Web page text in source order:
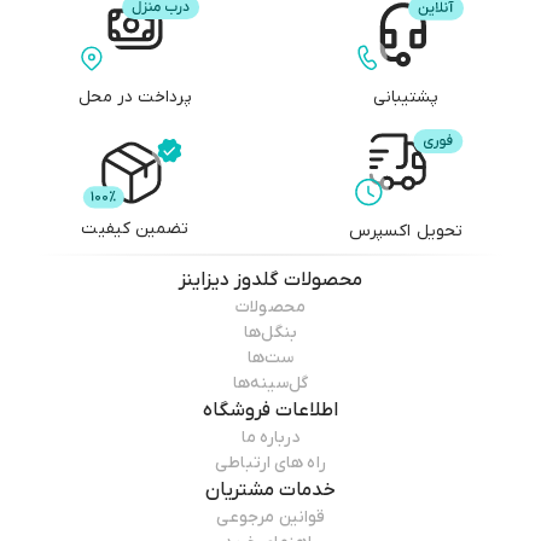
پشتیبانی پرداخت در محل
تحویل اکسپرس تضمین کیفیت
محصولات گلدوز دیزاینز
محصولات
بنگل‌ها
ست‌ها
گل‌سینه‌ها
اطلاعات فروشگاه
درباره ما
راه های ارتباطی
خدمات مشتریان
قوانین مرجوعی